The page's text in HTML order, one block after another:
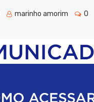
marinho amorim 0